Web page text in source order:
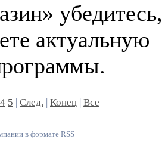
актуальную
4 5 | След. | Конец | Все
в формате RSS